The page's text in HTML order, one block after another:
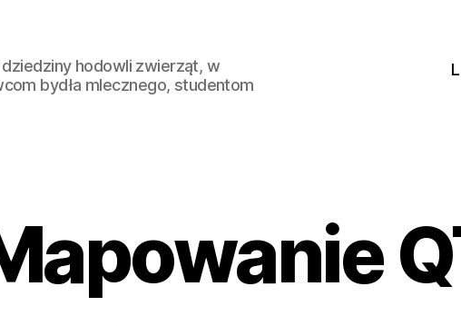
hodowli zwierząt, w
bydła mlecznego, studentom